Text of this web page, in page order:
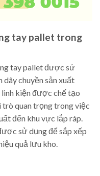
tay pallet trong
tay pallet được sử
dây chuyền sản xuất
linh kiện được chế tạo
trò quan trọng trong việc
đến khu vực lắp ráp.
sử dụng để sắp xếp
quả lưu kho.